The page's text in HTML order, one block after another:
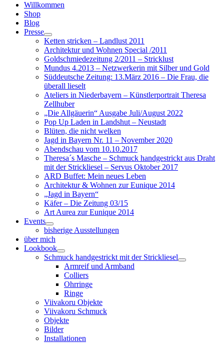
Willkommen
Shop
Blog
Presse
Ketten stricken – Landlust 2011
Architektur und Wohnen Special /2011
Goldschmiedezeitung 2/2011 – Stricklust
Mundus 4.2013 – Netzwerkerin mit Silber und Gold
Süddeutsche Zeitung: 13.März 2016 – Die Frau, die
überall lieselt
Ateliers in Niederbayern – Künstlerportrait Theresa
Zellhuber
„Die Allgäuerin“ Ausgabe Juli/August 2022
Pop Up Laden in Landshut – Neustadt
Blüten, die nicht welken
Jagd in Bayern Nr. 11 – November 2020
Abendschau vom 10.10.2017
Theresa´s Masche – Schmuck handgestrickt aus Draht
mit der Strickliesel – Servus Oktober 2017
ARD Buffet: Mein neues Leben
Architektur & Wohnen zur Eunique 2014
„Jagd in Bayern“
Käfer – Die Zeitung 03/15
Art Aurea zur Eunique 2014
Events
bisherige Ausstellungen
über mich
Lookbook
Schmuck handgestrickt mit der Strickliesel
Armreif und Armband
Colliers
Ohrringe
Ringe
Viivakoru Objekte
Viivakoru Schmuck
Objekte
Bilder
Installationen